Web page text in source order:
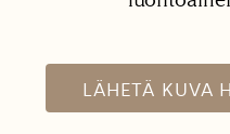
LÄHETÄ KUVA